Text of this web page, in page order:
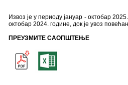
Извоз је у периоду јануар - октобар
октобар 2024. године, док је увоз
ПРЕУЗМИТЕ САОПШТЕЊЕ